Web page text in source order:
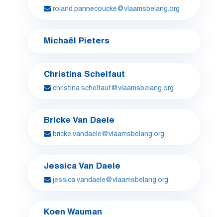
roland.pannecoucke@vlaamsbelang.org
Michaël Pieters
Christina Schelfaut
christina.schelfaut@vlaamsbelang.org
Bricke Van Daele
bricke.vandaele@vlaamsbelang.org
Jessica Van Daele
jessica.vandaele@vlaamsbelang.org
Koen Wauman